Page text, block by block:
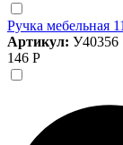
Ручка мебельная
Артикул: У40356
146 Р